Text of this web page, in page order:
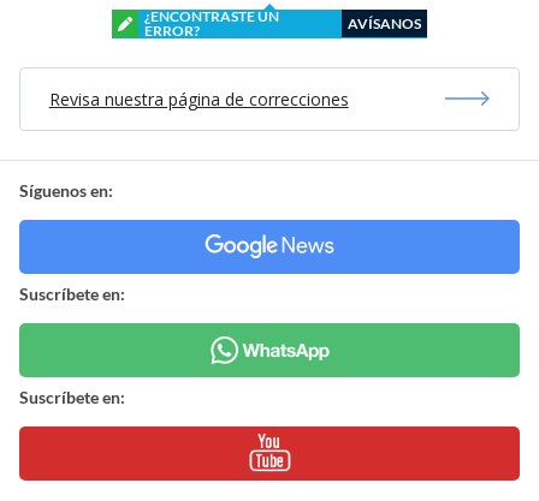
¿ENCONTRASTE UN
ERROR?
AVÍSANOS
Revisa nuestra página de correcciones
Síguenos en:
Suscríbete en:
Suscríbete en: